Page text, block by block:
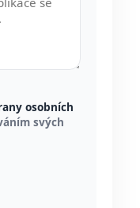
osobních
svých